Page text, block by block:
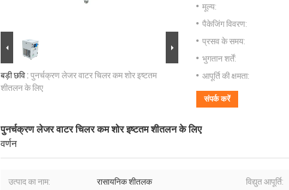
बड़ी छवि : पुनर्चक्रण लेजर वाटर चिलर कम शोर इष्टतम
शीतलन के लिए
मूल्य:
पैकेजिंग विवरण:
प्रसव के समय:
भुगतान शर्तें:
आपूर्ति की क्षमता:
संपर्क करें
पुनर्चक्रण लेजर वाटर चिलर कम शोर इष्टतम शीतलन के लिए
वर्णन
उत्पाद का नाम: रासायनिक शीतलक विद्युत आपूर्ति: